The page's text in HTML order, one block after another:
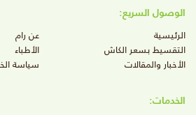
الوصول السريع:
الرئيسية
عن رام
التقسيط بسعر الكاش
الأطباء
الأخبار والمقالات
سياسة
الخدمات: